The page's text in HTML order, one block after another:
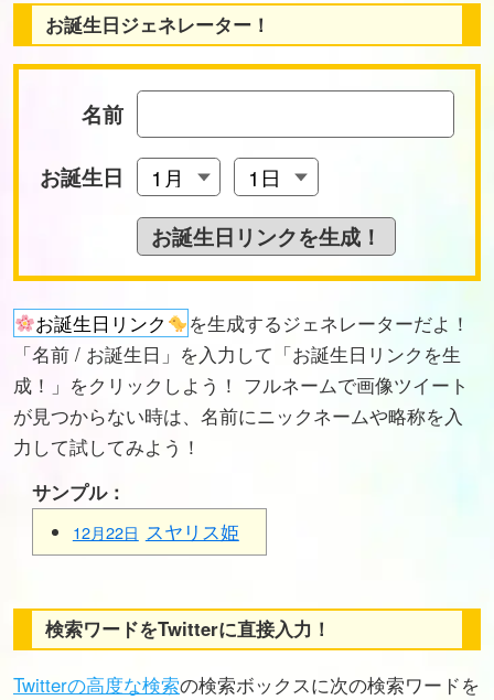
お誕生日ジェネレーター！
名前
お誕生日
お誕生日リンク
を生成するジェネレーターだよ！
「名前 / お誕生日」を入力して「お誕生日リンクを生
成！」をクリックしよう！ フルネームで画像ツイート
が見つからない時は、名前にニックネームや略称を入
力して試してみよう！
サンプル：
12月22日 スヤリス姫
検索ワードをTwitterに直接入力！
Twitterの高度な検索の検索ボックスに次の検索ワードを